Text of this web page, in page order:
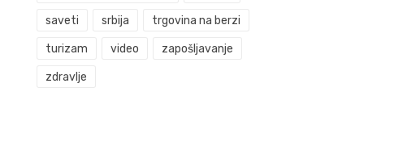
saveti srbija trgovina na berzi
turizam video zapošljavanje
zdravlje